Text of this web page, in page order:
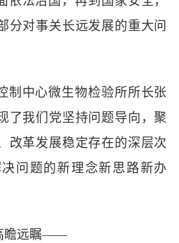
分对事关长远发展的重大问
制中心微生物检验所所长张
了我们党坚持问题导向，聚
改革发展稳定存在的深层次
问题的新理念新思路新办
瞻远瞩——